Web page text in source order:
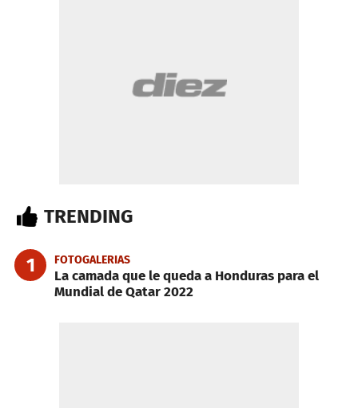
TRENDING
1 FOTOGALERIAS
La camada que le queda a Honduras para el
Mundial de Qatar 2022